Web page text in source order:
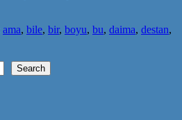
ama, bile, bir, boyu, bu, daima, destan,
Search